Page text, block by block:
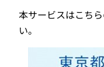
本サービスはこち
い。